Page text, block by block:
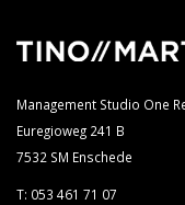
Management Studio One
Euregioweg 241 B
7532 SM Enschede
T: 053 461 71 07